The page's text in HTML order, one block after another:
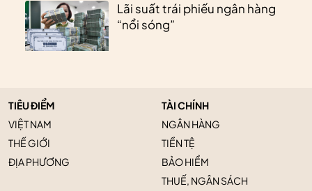
Lãi suất trái phiếu ngân hàng
“nổi sóng”
TIÊU ĐIỂM
VIỆT NAM
THẾ GIỚI
ĐỊA PHƯƠNG
TÀI CHÍNH
NGÂN HÀNG
TIỀN TỆ
BẢO HIỂM
THUẾ, NGÂN SÁCH